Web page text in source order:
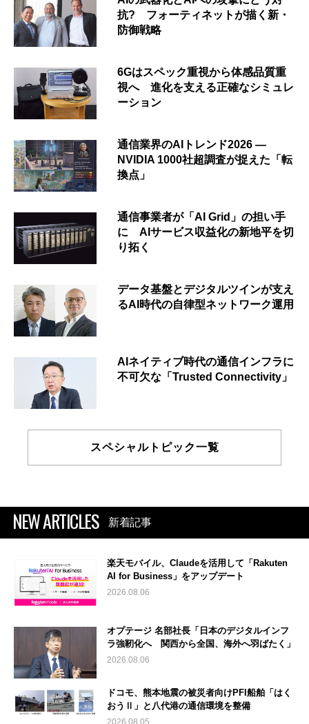
抗? フォーティネットが描く新・
防御戦略
6Gはスペック重視から体感品質重
視へ 進化を支える正確なシミュレ
ーション
通信業界のAIトレンド2026 ―
NVIDIA 1000社超調査が捉えた「転
換点」
通信事業者が「AI Grid」の担い手
に AIサービス収益化の新地平を切
り拓く
データ基盤とデジタルツインが支え
るAI時代の自律型ネットワーク運用
AIネイティブ時代の通信インフラに
不可欠な「Trusted Connectivity」
スペシャルトピック一覧
NEW ARTICLES 新着記事
楽天モバイル、Claudeを活用して「Rakuten
AI for Business」をアップデート
2026.08.06
オプテージ 名部社長「日本のデジタルインフ
ラ強靭化へ 関西から全国、海外へ羽ばたく」
2026.08.06
ドコモ、熊本地震の被災者向けPFI船舶「はく
おうⅡ」と八代港の通信環境を整備
2026.08.05